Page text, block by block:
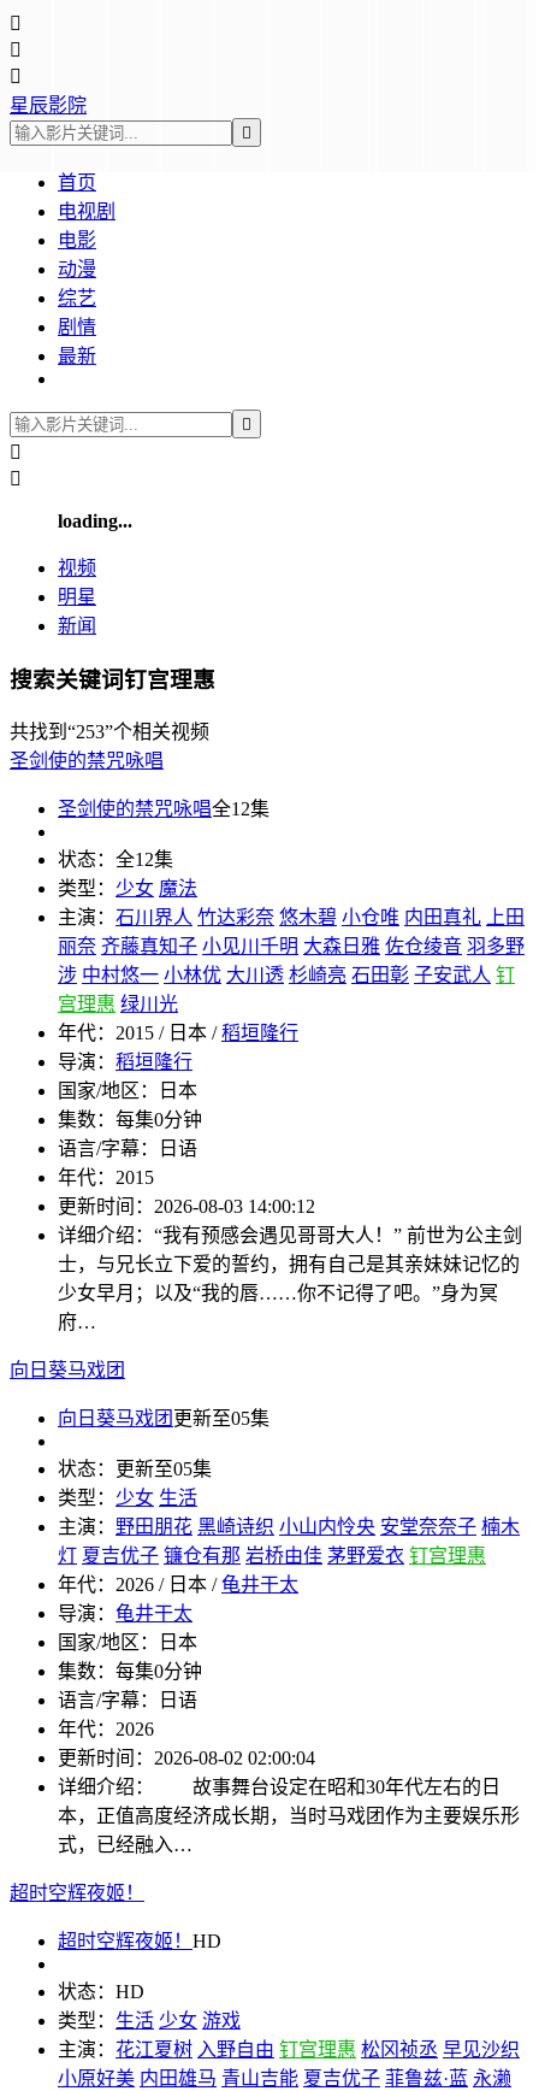



星辰影院

首页
电视剧
电影
动漫
综艺
剧情
最新



loading...
视频
明星
新闻
搜索关键词钉宫理惠
共找到 “253”个相关视频
圣剑使的禁咒咏唱
圣剑使的禁咒咏唱全12集
状态： 全12集
类型： 少女 魔法
主演： 石川界人 竹达彩奈 悠木碧 小仓唯 内田真礼 上田
丽奈 齐藤真知子 小见川千明 大森日雅 佐仓绫音 羽多野
涉 中村悠一 小林优 大川透 杉崎亮 石田彰 子安武人 钉
宫理惠 绿川光
年代： 2015 / 日本 /稻垣隆行
导演： 稻垣隆行
国家/地区：
日本
集数： 每集0分钟
语言/字幕：
日语
年代： 2015
更新时间： 2026-08-03 14:00:12
详细介绍： “我有预感会遇见哥哥大人！” 前世为公主剑
士，与兄长立下爱的誓约，拥有自己是其亲妹妹记忆的
少女早月；以及“我的唇……你不记得了吧。”身为冥
府…
向日葵马戏团
向日葵马戏团 更新至05集
状态：
更新至05集
类型： 少女 生活
主演： 野田朋花 黑崎诗织 小山内怜央 安堂奈奈子 楠木
灯 夏吉优子 镰仓有那 岩桥由佳 茅野爱衣 钉宫理惠
年代： 2026 / 日本 /龟井干太
导演： 龟井干太
国家/地区：
日本
集数： 每集0分钟
语言/字幕：
日语
年代： 2026
更新时间： 2026-08-02 02:00:04
详细介绍：
故事舞台设定在昭和30年代左右的日
本，正值高度经济成长期，当时马戏团作为主要娱乐形
式，已经融入…
超时空辉夜姬！
超时空辉夜姬！ HD
状态： HD
类型： 生活 少女 游戏
主演： 花江夏树 入野自由 钉宫理惠 松冈祯丞 早见沙织
小原好美 内田雄马 青山吉能 夏吉优子 菲鲁兹·蓝 永濑